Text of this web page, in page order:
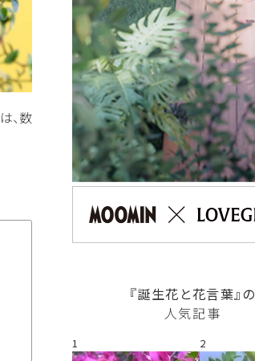
、数
『誕生花と花言葉』の
人気記事
1 2